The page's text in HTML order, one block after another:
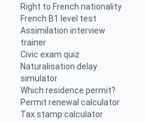
Right to French nationality
French B1 level test
Assimilation interview
trainer
Civic exam quiz
Naturalisation delay
simulator
Which residence permit?
Permit renewal calculator
Tax stamp calculator